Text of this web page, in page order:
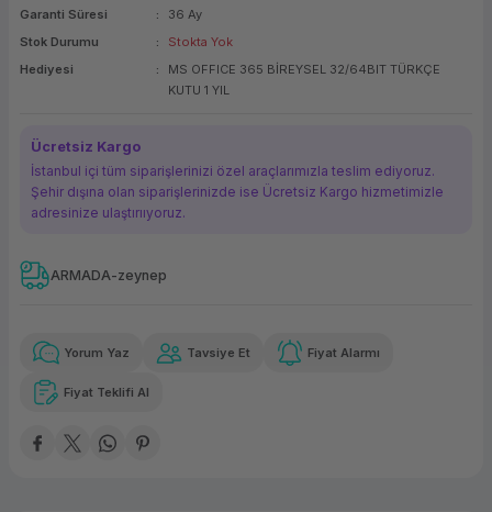
Bileşenleri
Garanti Süresi
36 Ay
Stok Durumu
Stokta Yok
Hediyesi
MS OFFICE 365 BİREYSEL 32/64BIT TÜRKÇE
KUTU 1 YIL
Ücretsiz Kargo
İstanbul içi tüm siparişlerinizi özel araçlarımızla teslim ediyoruz.
Şehir dışına olan siparişlerinizde ise Ücretsiz Kargo hizmetimizle
adresinize ulaştırııyoruz.
Kolay iade imkanı
Aya varan taksit
Özel indirim fırsatı
Güvenilir Alışveriş
ARMADA-zeynep
Yorum Yaz Tavsiye Et Fiyat Alarmı
Fiyat Teklifi Al